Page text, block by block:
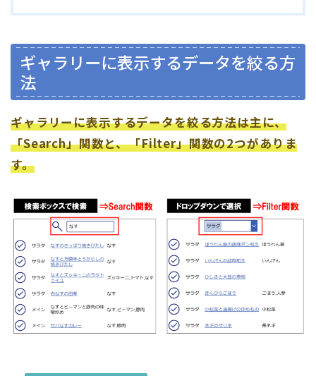
ギャラリーに表示するデータを絞る方
法
ギャラリーに表示するデータを絞る方法は主に、
「Search」関数と、「Filter」関数の2つがありま
す。